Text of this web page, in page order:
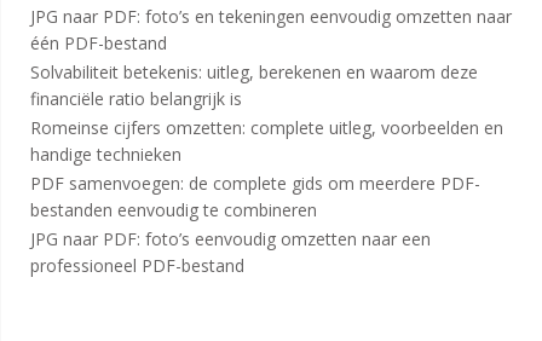
JPG naar PDF: foto’s en tekeningen eenvoudig omzetten naar
één PDF-bestand
Solvabiliteit betekenis: uitleg, berekenen en waarom deze
financiële ratio belangrijk is
Romeinse cijfers omzetten: complete uitleg, voorbeelden en
handige technieken
PDF samenvoegen: de complete gids om meerdere PDF-
bestanden eenvoudig te combineren
JPG naar PDF: foto’s eenvoudig omzetten naar een
professioneel PDF-bestand